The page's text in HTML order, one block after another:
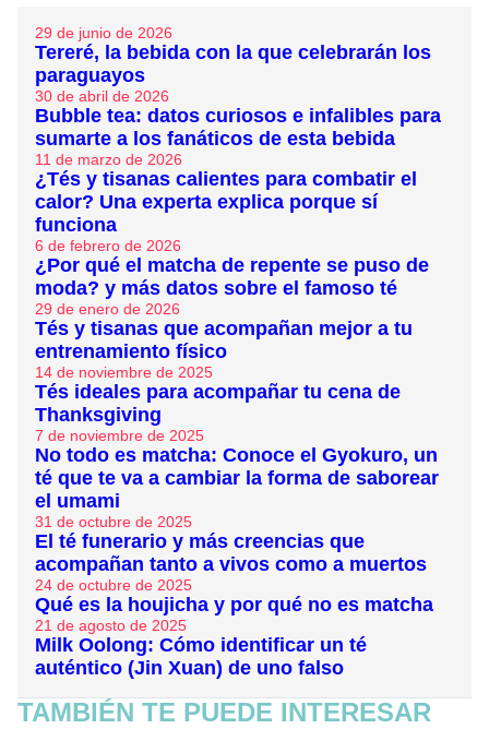
29 de junio de 2026
Tereré, la bebida con la que celebrarán los
paraguayos
30 de abril de 2026
Bubble tea: datos curiosos e infalibles para
sumarte a los fanáticos de esta bebida
11 de marzo de 2026
¿Tés y tisanas calientes para combatir el
calor? Una experta explica porque sí
funciona
6 de febrero de 2026
¿Por qué el matcha de repente se puso de
moda? y más datos sobre el famoso té
29 de enero de 2026
Tés y tisanas que acompañan mejor a tu
entrenamiento físico
14 de noviembre de 2025
Tés ideales para acompañar tu cena de
Thanksgiving
7 de noviembre de 2025
No todo es matcha: Conoce el Gyokuro, un
té que te va a cambiar la forma de saborear
el umami
31 de octubre de 2025
El té funerario y más creencias que
acompañan tanto a vivos como a muertos
24 de octubre de 2025
Qué es la houjicha y por qué no es matcha
21 de agosto de 2025
Milk Oolong: Cómo identificar un té
auténtico (Jin Xuan) de uno falso
TAMBIÉN TE PUEDE INTERESAR